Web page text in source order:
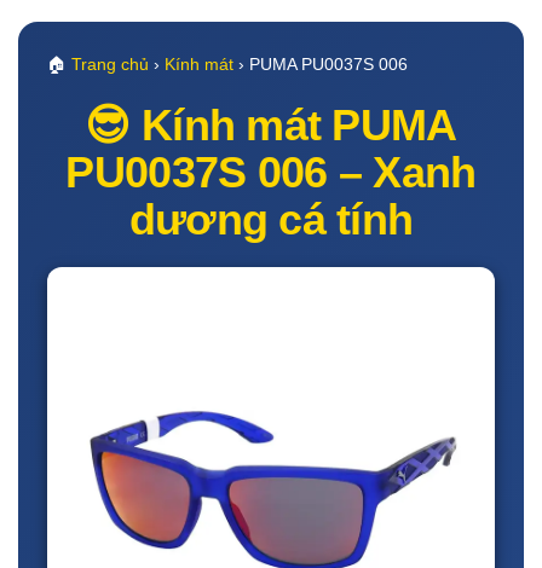
🏠 Trang chủ › Kính mát › PUMA PU0037S 006
😎 Kính mát PUMA
PU0037S 006 – Xanh
dương cá tính